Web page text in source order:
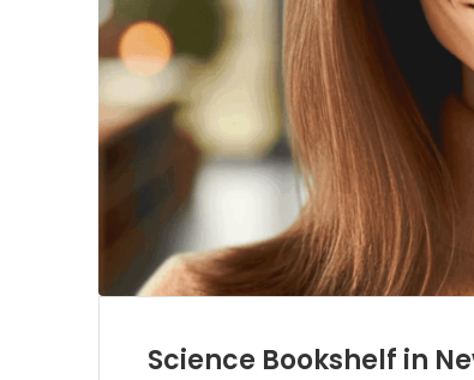
Science Bookshelf in